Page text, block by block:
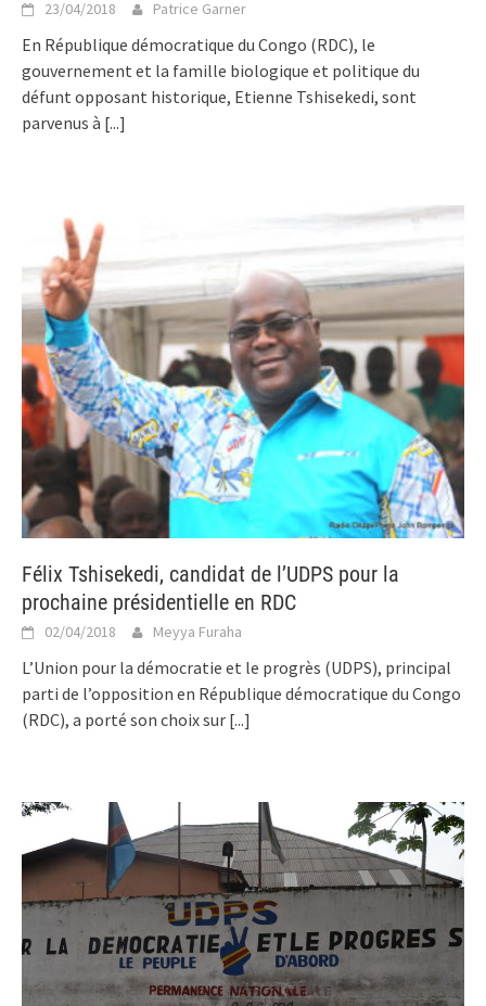
23/04/2018 Patrice Garner
En République démocratique du Congo (RDC), le
gouvernement et la famille biologique et politique du
défunt opposant historique, Etienne Tshisekedi, sont
parvenus à [...]
Félix Tshisekedi, candidat de l’UDPS pour la
prochaine présidentielle en RDC
02/04/2018 Meyya Furaha
L’Union pour la démocratie et le progrès (UDPS), principal
parti de l’opposition en République démocratique du Congo
(RDC), a porté son choix sur [...]